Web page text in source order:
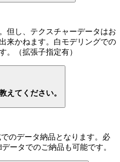
但し、テクスチャーデータはお
来かねます。白モデリングでの
。（拡張子指定有）
えてください。
のデータ納品となります。必
ータでのご納品も可能です。